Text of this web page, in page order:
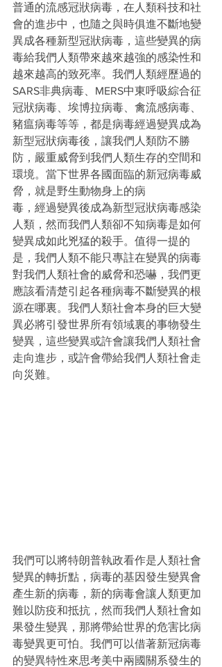
普通的流感冠狀病毒，在人類科技和社
會的進步中，也隨之與時俱進不斷地變
異成各種新型冠狀病毒，這些變異的病
毒給我們人類帶來越來越強的感染性和
越來越高的致死率。我們人類經歷過的
SARS非典病毒、MERS中東呼吸綜合征
冠狀病毒、埃博拉病毒、禽流感病毒、
豬瘟病毒等等，都是病毒經過變異成為
新型冠狀病毒後，讓我們人類防不勝
防，嚴重威脅到我們人類生存的空間和
環境。當下世界各國面臨的新冠病毒威
脅，就是野生動物身上的病
毒，經過變異後成為新型冠狀病毒感染
人類，然而我們人類卻不知病毒是如何
變異成如此兇猛的殺手。值得一提的
是，我們人類不能只專註在變異的病毒
對我們人類社會的威脅和恐嚇，我們更
應該看清楚引起各種病毒不斷變異的根
源在哪裏。我們人類社會本身的巨大變
異必將引發世界所有領域裏的事物發生
變異，這些變異或許會讓我們人類社會
走向進步，或許會帶給我們人類社會走
向災難。
我們可以將特朗普執政看作是人類社會
變異的轉折點，病毒的基因發生變異會
產生新的病毒，新的病毒會讓人類更加
難以防疫和抵抗，然而我們人類社會如
果發生變異，那將帶給世界的危害比病
毒變異更可怕。我們可以借著新冠病毒
的變異特性來思考美中兩國關系發生的